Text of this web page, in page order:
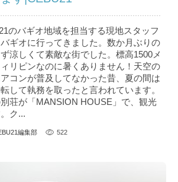
のバギオ地域を担当する現地スタッフ
ギオに行ってきました。数か月ぶりの
涼しくて素敵な街でした。標高1500メ
リピンなのに暑くありません！天空の
コンが普及してなかった昔、夏の間は
して執務を取ったと言われています。
荘が「MANSION HOUSE」で、観光
ク...
編集部 522